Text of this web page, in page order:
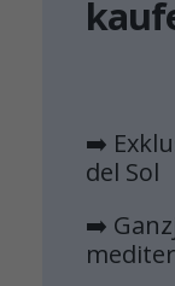
➡️
del Sol
➡️